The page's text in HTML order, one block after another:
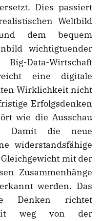
Dies passiert
Weltbild
dem bequem
wichtigtuender
Data-Wirtschaft
eine digitale
Wirklichkeit nicht
Erfolgsdenken
wie die Ausschau
Damit die neue
widerstandsfähige
mit der
Zusammenhänge
werden. Das
Denken richtet
weg von der